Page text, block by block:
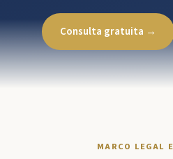
Consulta gratuita →
MARCO LEGAL